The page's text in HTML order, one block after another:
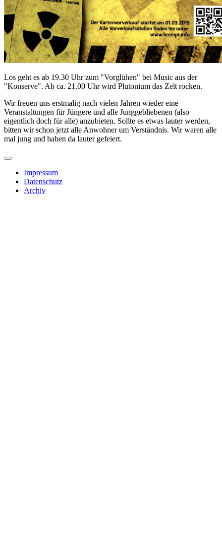
Los geht es ab 19.30 Uhr zum "Vorglühen" bei Music aus der
"Konserve". Ab ca. 21.00 Uhr wird Plutonium das Zelt rocken.
Wir freuen uns erstmalig nach vielen Jahren wieder eine
Veranstaltungen für Jüngere und alle Junggebliebenen (also
eigentlich doch für alle) anzubieten. Sollte es etwas lauter werden,
bitten wir schon jetzt alle Anwohner um Verständnis. Wir waren alle
mal jung und haben da lauter gefeiert.
Impressum
Datenschutz
Archiv